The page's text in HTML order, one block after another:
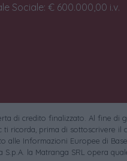
Sociale: € 600.000,00 i.v.
di credito finalizzato. Al fine di
ricorda, prima di sottoscrivere il
Informazioni Europee di
la Matranga SRL opera